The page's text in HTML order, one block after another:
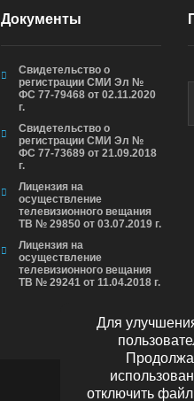
Документы
Свидетельство о
регистрации СМИ Эл №
ФС 77-79468 от 02.11.2020
г.
Свидетельство о
регистрации СМИ Эл №
ФС 77-73689 от 21.09.2018
г.
Лицензия на
осуществление
телевизионного вещания
ТВ № 29850 от 03.07.2019 г.
Лицензия на
осуществление
телевизионного вещания
ТВ № 29241 от 11.04.2018 г.
Для
отключить